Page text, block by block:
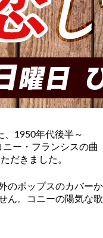
、1950年代後半～
ー・フランシスの曲
だきました。
のポップスのカバーか
ん。コニーの陽気な歌